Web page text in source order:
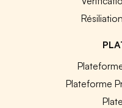
Plateforme